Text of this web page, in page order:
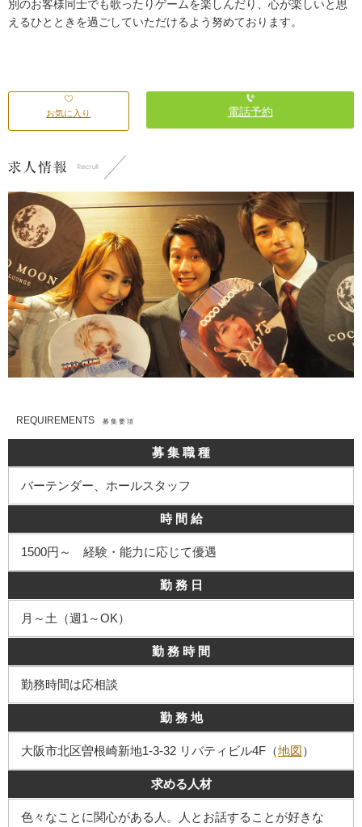
別のお客様同士でも歌ったりゲームを楽しんだり、心が楽しいと思
えるひとときを過ごしていただけるよう努めております。
お気に入り 電話予約
REQUIREMENTS 募 集 要 項
募 集 職 種
バーテンダー、ホールスタッフ
時 間 給
1500円～ 経験・能力に応じて優遇
勤 務 日
月～土（週1～OK）
勤 務 時 間
勤務時間は応相談
勤 務 地
大阪市北区曽根崎新地1-3-32 リバティビル4F（地図）
求める人材
色々なことに関心がある人。人とお話することが好きな